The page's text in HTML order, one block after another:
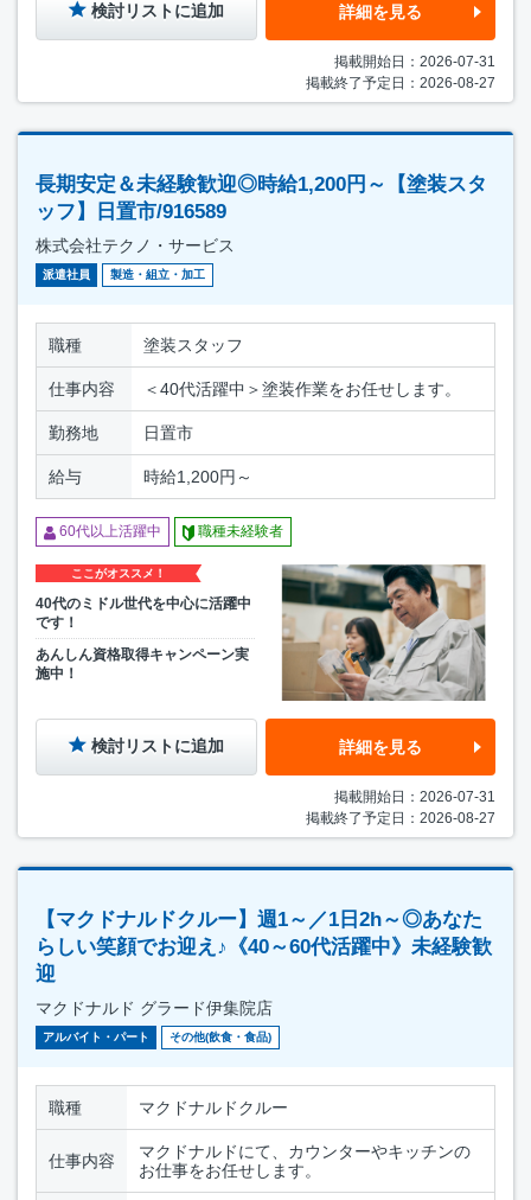
検討リストに追加 詳細を見る
掲載開始日：2026-07-31
掲載終了予定日：2026-08-27
長期安定＆未経験歓迎◎時給1,200円～【塗装スタ
ッフ】日置市/916589
株式会社テクノ・サービス
派遣社員 製造・組立・加工
職種 塗装スタッフ
仕事内容 ＜40代活躍中＞塗装作業をお任せします。
勤務地 日置市
給与 時給1,200円～
60代以上活躍中 職種未経験者
ここがオススメ！
40代のミドル世代を中心に活躍中
です！
あんしん資格取得キャンペーン実
施中！
検討リストに追加 詳細を見る
掲載開始日：2026-07-31
掲載終了予定日：2026-08-27
【マクドナルドクルー】週1～／1日2h～◎あなた
らしい笑顔でお迎え♪《40～60代活躍中》未経験歓
迎
マクドナルド グラード伊集院店
アルバイト・パート その他(飲食・食品)
職種 マクドナルドクルー
仕事内容
マクドナルドにて、カウンターやキッチンの
お仕事をお任せします。